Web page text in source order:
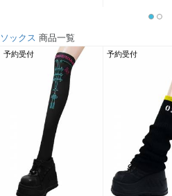
ソックス 商品一覧
予約受付 予約受付